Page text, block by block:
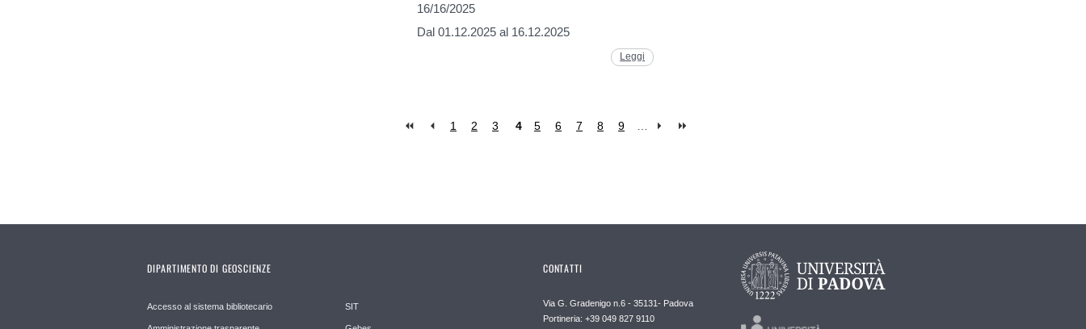
16/16/2025
Dal 01.12.2025 al 16.12.2025
Leggi
1 2 3 4 5 6 7 8 9
DIPARTIMENTO DI GEOSCIENZE
Accesso al sistema bibliotecario SIT
CONTATTI
Via G. Gradenigo n.6 - 35131- Padova
Portineria: +39 049 827 9110